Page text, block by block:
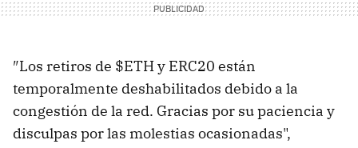
″Los retiros de $ETH y ERC20 están
temporalmente deshabilitados debido a la
congestión de la red. Gracias por su paciencia y
disculpas por las molestias ocasionadas",